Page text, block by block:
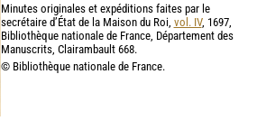
Minutes originales et expéditions faites par le
secrétaire d’État de la Maison du Roi, vol. IV, 1697,
Bibliothèque nationale de France, Département des
Manuscrits, Clairambault 668.
© Bibliothèque nationale de France.